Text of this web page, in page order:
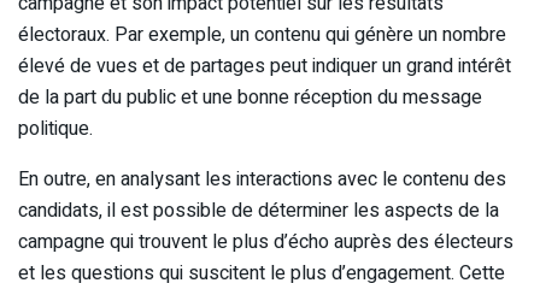
électoraux. Par exemple, un contenu qui génère un nombre
élevé de vues et de partages peut indiquer un grand intérêt
de la part du public et une bonne réception du message
politique.
En outre, en analysant les interactions avec le contenu des
candidats, il est possible de déterminer les aspects de la
campagne qui trouvent le plus d’écho auprès des électeurs
et les questions qui suscitent le plus d’engagement. Cette